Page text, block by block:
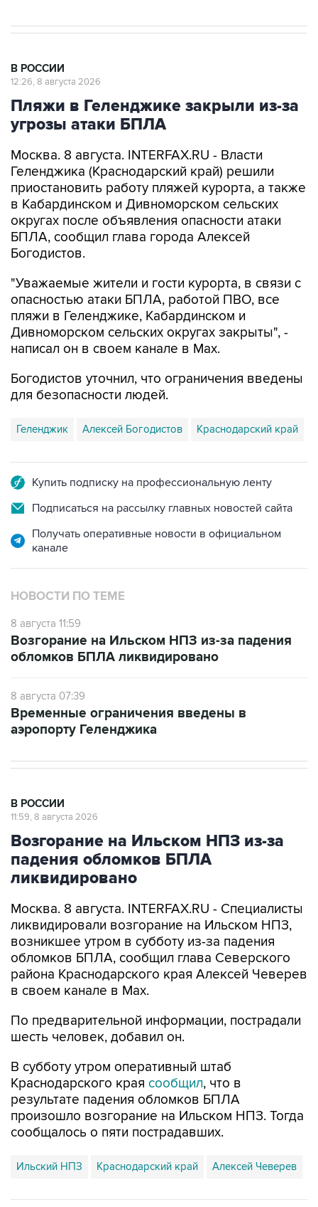
В РОССИИ
12:26, 8 августа 2026
Пляжи в Геленджике закрыли из-за
угрозы атаки БПЛА
Москва. 8 августа. INTERFAX.RU - Власти
Геленджика (Краснодарский край) решили
приостановить работу пляжей курорта, а также
в Кабардинском и Дивноморском сельских
округах после объявления опасности атаки
БПЛА, сообщил глава города Алексей
Богодистов.
"Уважаемые жители и гости курорта, в связи с
опасностью атаки БПЛА, работой ПВО, все
пляжи в Геленджике, Кабардинском и
Дивноморском сельских округах закрыты", -
написал он в своем канале в Max.
Богодистов уточнил, что ограничения введены
для безопасности людей.
Геленджик Алексей Богодистов Краснодарский край
Купить подписку на профессиональную ленту
Подписаться на рассылку главных новостей сайта
Получать оперативные новости в официальном
канале
НОВОСТИ ПО ТЕМЕ
8 августа 11:59
Возгорание на Ильском НПЗ из-за падения
обломков БПЛА ликвидировано
8 августа 07:39
Временные ограничения введены в
аэропорту Геленджика
В РОССИИ
11:59, 8 августа 2026
Возгорание на Ильском НПЗ из-за
падения обломков БПЛА
ликвидировано
Москва. 8 августа. INTERFAX.RU - Специалисты
ликвидировали возгорание на Ильском НПЗ,
возникшее утром в субботу из-за падения
обломков БПЛА, сообщил глава Северского
района Краснодарского края Алексей Чеверев
в своем канале в Max.
По предварительной информации, пострадали
шесть человек, добавил он.
В субботу утром оперативный штаб
Краснодарского края сообщил, что в
результате падения обломков БПЛА
произошло возгорание на Ильском НПЗ. Тогда
сообщалось о пяти пострадавших.
Ильский НПЗ Краснодарский край Алексей Чеверев